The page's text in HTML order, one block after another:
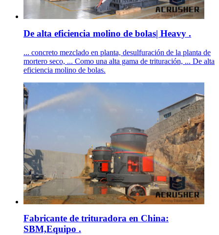
De alta eficiencia molino de bolas| Heavy .
... concreto mezclado en planta, desulfuración de la planta de
mortero seco, ... Como una alta gama de trituración, ... De alta
eficiencia molino de bolas.
Fabricante de trituradora en China:
SBM,Equipo .